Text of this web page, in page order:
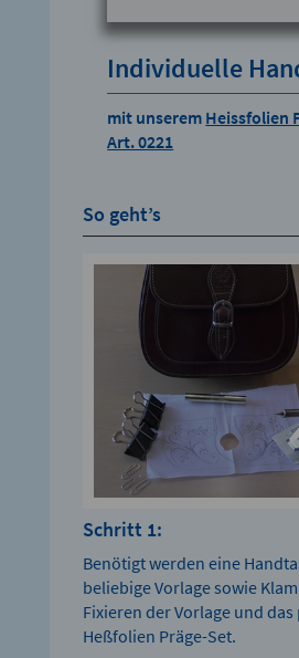
Individuelle
mit unserem Heissfolien
Art. 0221
So geht’s
Schritt 1:
Benötigt werden eine
beliebige Vorlage sowie
Fixieren der Vorlage und das
Heßfolien Präge-Set.